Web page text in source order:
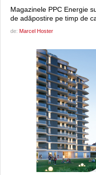
Magazinele PPC Energie
de adăpostire pe timp de
de: Marcel Hoster